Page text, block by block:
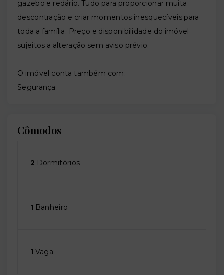
gazebo e redário. Tudo para proporcionar muita
descontração e criar momentos inesquecíveis para
toda a família. Preço e disponibilidade do imóvel
sujeitos a alteração sem aviso prévio.
O imóvel conta também com:
Segurança
Cômodos
2 Dormitórios
1 Banheiro
1 Vaga